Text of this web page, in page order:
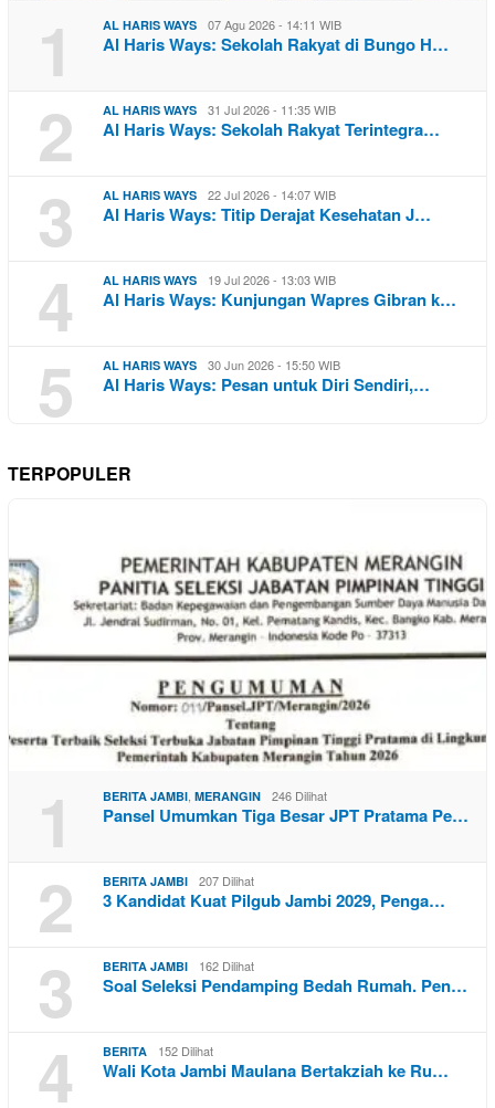
1 AL HARIS WAYS 07 Agu 2026 - 14:11 WIB
Al Haris Ways: Sekolah Rakyat di Bungo H…
2 AL HARIS WAYS 31 Jul 2026 - 11:35 WIB
Al Haris Ways: Sekolah Rakyat Terintegra…
3 AL HARIS WAYS 22 Jul 2026 - 14:07 WIB
Al Haris Ways: Titip Derajat Kesehatan J…
4 AL HARIS WAYS 19 Jul 2026 - 13:03 WIB
Al Haris Ways: Kunjungan Wapres Gibran k…
5 AL HARIS WAYS 30 Jun 2026 - 15:50 WIB
Al Haris Ways: Pesan untuk Diri Sendiri,…
TERPOPULER
1 BERITA JAMBI, MERANGIN 246 Dilihat
Pansel Umumkan Tiga Besar JPT Pratama Pe…
2 BERITA JAMBI 207 Dilihat
3 Kandidat Kuat Pilgub Jambi 2029, Penga…
3 BERITA JAMBI 162 Dilihat
Soal Seleksi Pendamping Bedah Rumah. Pen…
4 BERITA 152 Dilihat
Wali Kota Jambi Maulana Bertakziah ke Ru…